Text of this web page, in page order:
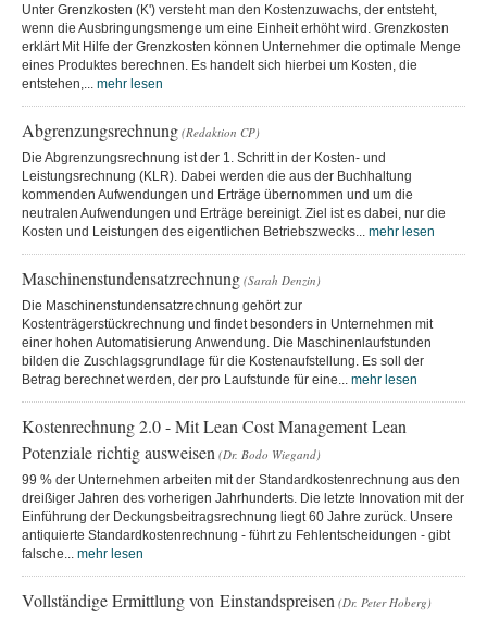
Unter Grenzkosten (K') versteht man den Kostenzuwachs, der entsteht,
wenn die Ausbringungsmenge um eine Einheit erhöht wird. Grenzkosten
erklärt Mit Hilfe der Grenzkosten können Unternehmer die optimale Menge
eines Produktes berechnen. Es handelt sich hierbei um Kosten, die
entstehen,... mehr lesen
Abgrenzungsrechnung (Redaktion CP)
Die Abgrenzungsrechnung ist der 1. Schritt in der Kosten- und
Leistungsrechnung (KLR). Dabei werden die aus der Buchhaltung
kommenden Aufwendungen und Erträge übernommen und um die
neutralen Aufwendungen und Erträge bereinigt. Ziel ist es dabei, nur die
Kosten und Leistungen des eigentlichen Betriebszwecks... mehr lesen
Maschinenstundensatzrechnung (Sarah Denzin)
Die Maschinenstundensatzrechnung gehört zur
Kostenträgerstückrechnung und findet besonders in Unternehmen mit
einer hohen Automatisierung Anwendung. Die Maschinenlaufstunden
bilden die Zuschlagsgrundlage für die Kostenaufstellung. Es soll der
Betrag berechnet werden, der pro Laufstunde für eine... mehr lesen
Kostenrechnung 2.0 - Mit Lean Cost Management Lean
Potenziale richtig ausweisen (Dr. Bodo Wiegand)
99 % der Unternehmen arbeiten mit der Standardkostenrechnung aus den
dreißiger Jahren des vorherigen Jahrhunderts. Die letzte Innovation mit der
Einführung der Deckungsbeitragsrechnung liegt 60 Jahre zurück. Unsere
antiquierte Standardkostenrechnung - führt zu Fehlentscheidungen - gibt
falsche... mehr lesen
Vollständige Ermittlung von Einstandspreisen (Dr. Peter Hoberg)